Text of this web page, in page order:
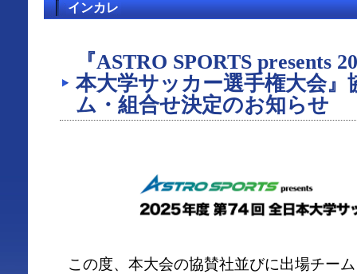
インカレ
『ASTRO SPORTS presents
本大学サッカー選手権大会』
ム・組合せ決定のお知らせ
この度、本大会の協賛社並びに出場チー